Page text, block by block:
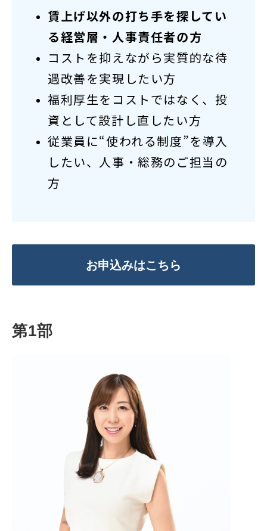
賃上げ以外の打ち手を探してい
る経営層・人事責任者の方
コストを抑えながら実質的な待
遇改善を実現したい方
福利厚生をコストではなく、投
資として設計し直したい方
従業員に“使われる制度”を導入
したい、人事・総務のご担当の
方
お申込みはこちら
第1部